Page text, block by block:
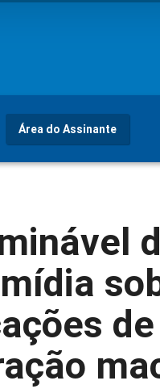
Área do Assinante